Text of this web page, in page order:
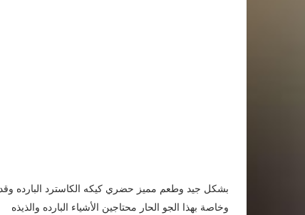
بشكل جيد وطعم مميز حضري كيكه الكاسترد البارده
وخاصة بهذا الجو الحار محتاجين الأشياء البارده والذيذه